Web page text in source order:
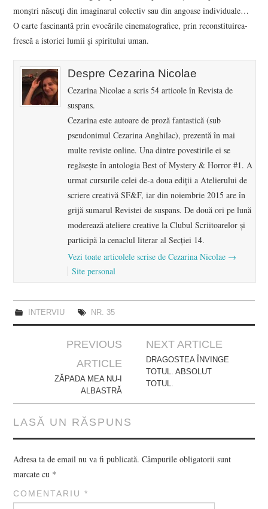
monştri născuţi din imaginarul colectiv sau din angoase individuale…
O carte fascinantă prin evocările cinematografice, prin reconstituirea-
frescă a istoriei lumii şi spiritului uman.
Despre Cezarina Nicolae
Cezarina Nicolae a scris 54 articole în Revista de
suspans.
Cezarina este autoare de proză fantastică (sub
pseudonimul Cezarina Anghilac), prezentă în mai
multe reviste online. Una dintre povestirile ei se
regăsește în antologia Best of Mystery & Horror #1. A
urmat cursurile celei de-a doua ediții a Atelierului de
scriere creativă SF&F, iar din noiembrie 2015 are în
grijă sumarul Revistei de suspans. De două ori pe lună
moderează ateliere creative la Clubul Scriitoarelor și
participă la cenaclul literar al Secției 14.
Vezi toate articolele scrise de Cezarina Nicolae →
Site personal
INTERVIU NR. 35
navigation
PREVIOUS
ARTICLE
ZĂPADA MEA NU-I
ALBASTRĂ
NEXT ARTICLE
DRAGOSTEA ÎNVINGE
TOTUL. ABSOLUT
TOTUL.
LASĂ UN RĂSPUNS
Adresa ta de email nu va fi publicată. Câmpurile obligatorii sunt
marcate cu *
COMENTARIU*